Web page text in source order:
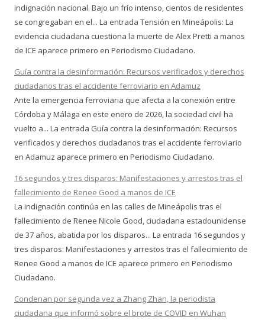
indignación nacional. Bajo un frío intenso, cientos de residentes
se congregaban en el... La entrada Tensión en Mineápolis: La
evidencia ciudadana cuestiona la muerte de Alex Pretti a manos
de ICE aparece primero en Periodismo Ciudadano.
Guía contra la desinformación: Recursos verificados y derechos
ciudadanos tras el accidente ferroviario en Adamuz
Ante la emergencia ferroviaria que afecta a la conexión entre
Córdoba y Málaga en este enero de 2026, la sociedad civil ha
vuelto a... La entrada Guía contra la desinformación: Recursos
verificados y derechos ciudadanos tras el accidente ferroviario
en Adamuz aparece primero en Periodismo Ciudadano.
16 segundos y tres disparos: Manifestaciones y arrestos tras el
fallecimiento de Renee Good a manos de ICE
La indignación continúa en las calles de Mineápolis tras el
fallecimiento de Renee Nicole Good, ciudadana estadounidense
de 37 años, abatida por los disparos... La entrada 16 segundos y
tres disparos: Manifestaciones y arrestos tras el fallecimiento de
Renee Good a manos de ICE aparece primero en Periodismo
Ciudadano.
Condenan por segunda vez a Zhang Zhan, la periodista
ciudadana que informó sobre el brote de COVID en Wuhan